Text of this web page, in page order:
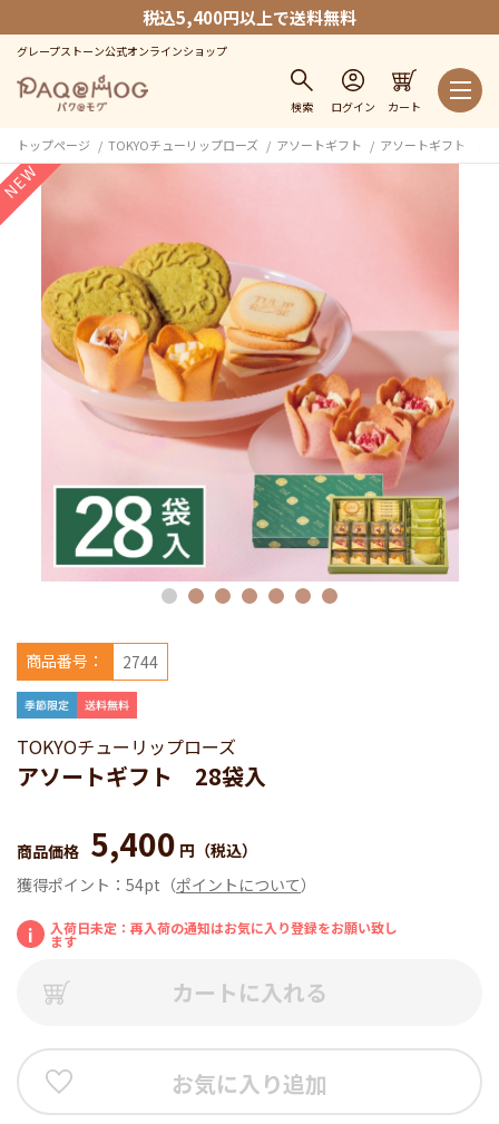
税込5,400円以上で送料無料
グレープストーン公式オンラインショップ
検索 ログイン カート
トップページ TOKYOチューリップローズ アソートギフト アソートギフト 28
TOKYOチューリップローズ
アソートギフト 28袋入
商品番号： 2744
商品価格 5,400 円 （税込）
獲得ポイント： 54pt （ポイントについて）
i 入荷日未定：再入荷の通知はお気に入り登録をお願い致し
ます
カートに入れる
お気に入り追加